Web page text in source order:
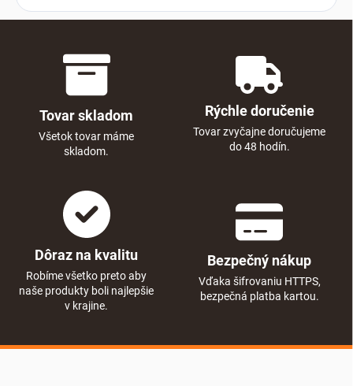
Tovar skladom
Všetok tovar máme
skladom.
Rýchle doručenie
Tovar zvyčajne doručujeme
do 48 hodín.
Dôraz na kvalitu
Robíme všetko preto aby
naše produkty boli najlepšie
v krajine.
Bezpečný nákup
Vďaka šifrovaniu HTTPS,
bezpečná platba kartou.